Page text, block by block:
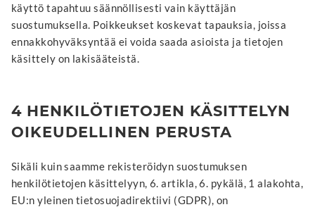
käyttö tapahtuu säännöllisesti vain käyttäjän
suostumuksella. Poikkeukset koskevat tapauksia, joissa
ennakkohyväksyntää ei voida saada asioista ja tietojen
käsittely on lakisääteistä.
4 HENKILÖTIETOJEN KÄSITTELYN
OIKEUDELLINEN PERUSTA
Sikäli kuin saamme rekisteröidyn suostumuksen
henkilötietojen käsittelyyn, 6. artikla, 6. pykälä, 1 alakohta,
EU:n yleinen tietosuojadirektiivi (GDPR), on